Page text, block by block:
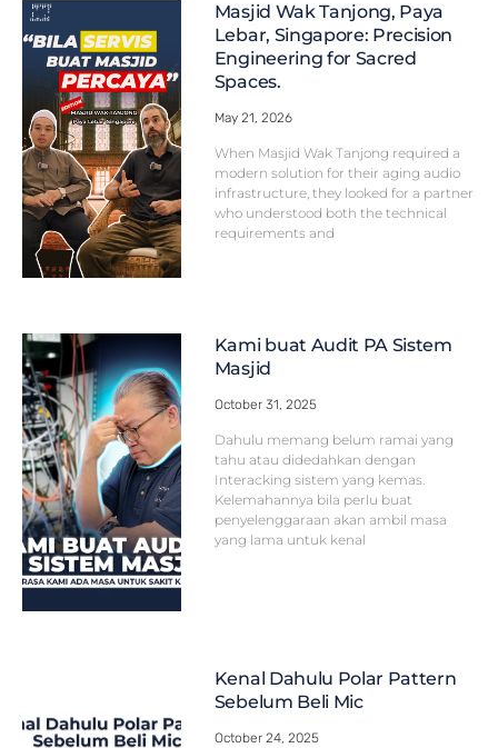
Masjid Wak Tanjong, Paya
Lebar, Singapore: Precision
Engineering for Sacred
Spaces.
May 21, 2026
When Masjid Wak Tanjong required a
modern solution for their aging audio
infrastructure, they looked for a partner
who understood both the technical
requirements and
Kami buat Audit PA Sistem
Masjid
October 31, 2025
Dahulu memang belum ramai yang
tahu atau didedahkan dengan
Interacking sistem yang kemas.
Kelemahannya bila perlu buat
penyelenggaraan akan ambil masa
yang lama untuk kenal
Kenal Dahulu Polar Pattern
Sebelum Beli Mic
October 24, 2025